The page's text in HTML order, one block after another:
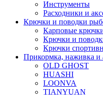
Инструменты
Расходники и
Крючки и поводки
Карповые
Крючки и
Крючки
Прикормка, наживка и
OLD GHOST
HUASHI
LOONVA
TIANYUAN